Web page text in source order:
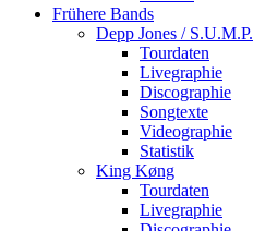
Frühere Bands
Depp Jones / S.U.M.P.
Tourdaten
Livegraphie
Discographie
Songtexte
Videographie
Statistik
King Køng
Tourdaten
Livegraphie